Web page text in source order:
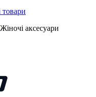
Жіночі аксесуари